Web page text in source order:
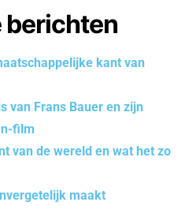
berichten
kant van
van Frans Bauer en zijn
film
van de wereld en wat het zo
maakt